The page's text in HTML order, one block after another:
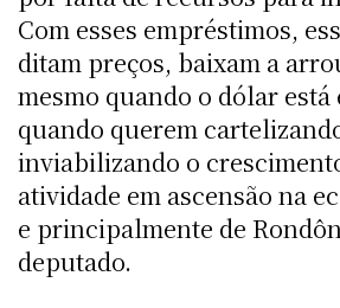
Com esses empréstimos,
ditam preços, baixam a
mesmo quando o dólar está
quando querem
inviabilizando o
atividade em ascensão na
e principalmente de
deputado.